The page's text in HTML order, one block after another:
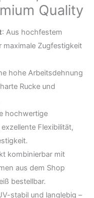
Quality
: Aus hochfestem
maximale Zugfestigkeit
hohe Arbeitsdehnung
Rucke und
hochwertige
Flexibilität,
kombinierbar mit
aus dem Shop
bestellbar.
stabil und langlebig –